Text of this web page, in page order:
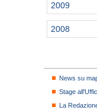
2009
2008
News su
Stage
La